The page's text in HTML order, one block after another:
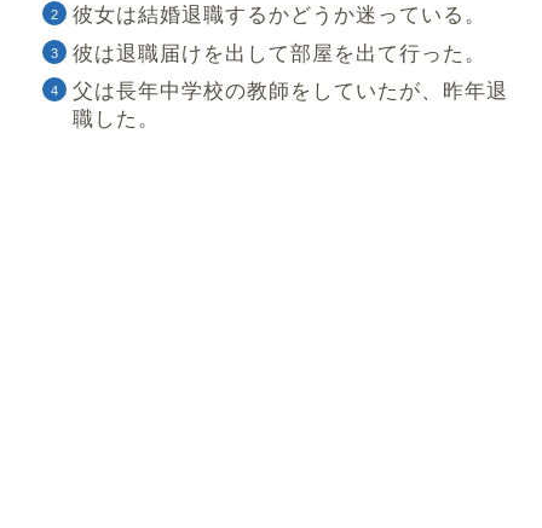
彼女は結婚退職するかどうか迷っている。
彼は退職届けを出して部屋を出て行った。
父は長年中学校の教師をしていたが、昨年退
職した。